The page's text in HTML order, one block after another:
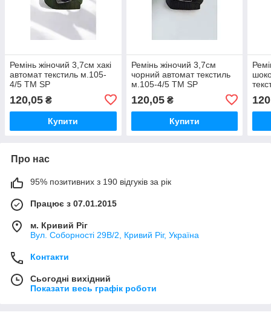
Ремінь жіночий 3,7см хакі
автомат текстиль м.105-
4/5 ТМ SP
120,05 ₴
Купити
Ремінь жіночий 3,7см
чорний автомат текстиль
м.105-4/5 ТМ SP
120,05₴
Купити
Про нас
95% позитивних з 190 відгуків за рік
Працює з 07.01.2015
м. Кривий Ріг
Вул. Соборності 29В/2, Кривий Ріг, Україна
Контакти
Сьогодні вихідний
Показати весь графік роботи